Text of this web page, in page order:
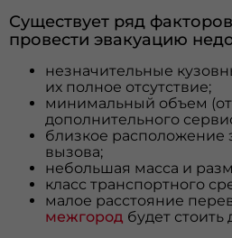
Существует ряд
провести эвакуацию
незначительные
их полное отсутствие;
минимальный объем
дополнительного
близкое расположение
вызова;
небольшая масса и
класс транспортного
малое расстояние
межгород будет стоить